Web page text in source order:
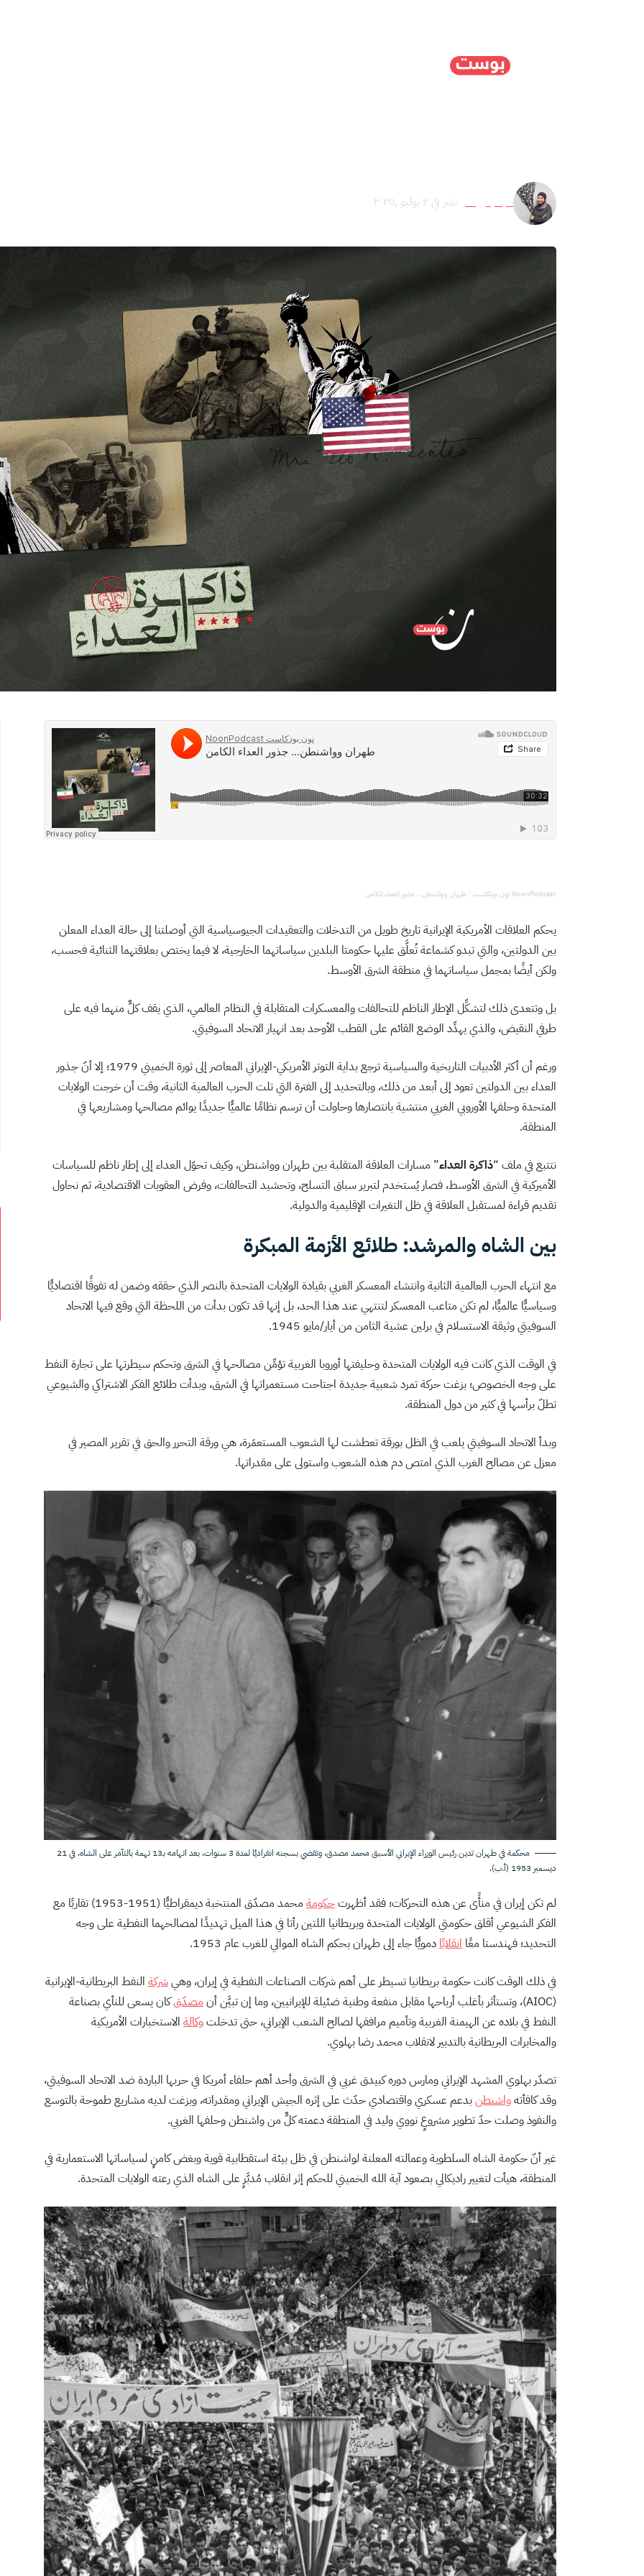
هبة بعيرات نشر في ٢ يوليو ,٢٠٢٥
NoonPodcast نون بودكاست · طهران وواشنطن… جذور العداء الكامن
يحكم العلاقات الأمريكية الإيرانية تاريخ طويل من التدخلات والتعقيدات الجيوسياسية التي أوصلتنا إلى حالة العداء المعلن
بين الدولتين، والتي تبدو كشماعة تُعلَّق عليها حكومتا البلدين سياساتهما الخارجية، لا فيما يختص بعلاقتهما الثنائية فحسب،
ولكن أيضًا بمجمل سياساتهما في منطقة الشرق الأوسط.
بل وتتعدى ذلك لتشكِّل الإطار الناظم للتحالفات والمعسكرات المتقابلة في النظام العالمي، الذي يقف كلٌّ منهما فيه على
طرفي النقيض، والذي يهدِّد الوضع القائم على القطب الأوحد بعد انهيار الاتحاد السوفيتي.
ورغم أن أكثر الأدبيات التاريخية والسياسية ترجع بداية التوتر الأمريكي-الإيراني المعاصر إلى ثورة الخميني 1979؛ إلا أنّ جذور
العداء بين الدولتين تعود إلى أبعد من ذلك، وبالتحديد إلى الفترة التي تلت الحرب العالمية الثانية، وقت أن خرجت الولايات
المتحدة وحلفها الأوروبي الغربي منتشية بانتصارها وحاولت أن ترسم نظامًا عالميًّا جديدًا يوائم مصالحها ومشاريعها في
المنطقة.
نتتبع في ملف “ذاكرة العداء” مسارات العلاقة المتقلبة بين طهران وواشنطن، وكيف تحوّل العداء إلى إطار ناظم للسياسات
الأميركية في الشرق الأوسط، فصار يُستخدم لتبرير سباق التسلح، وتحشيد التحالفات، وفرض العقوبات الاقتصادية، ثم نحاول
تقديم قراءة لمستقبل العلاقة في ظل التغيرات الإقليمية والدولية.
بين الشاه والمرشد: طلائع الأزمة المبكرة
مع انتهاء الحرب العالمية الثانية وانتشاء المعسكر الغربي بقيادة الولايات المتحدة بالنصر الذي حققه وضمن له تفوقًا اقتصاديًّا
وسياسيًّا عالميًّا، لم تكن متاعب المعسكر لتنتهي عند هذا الحد، بل إنها قد تكون بدأت من اللحظة التي وقع فيها الاتحاد
السوفيتي وثيقة الاستسلام في برلين عشية الثامن من أيار/مايو 1945.
في الوقت الذي كانت فيه الولايات المتحدة وحليفتها أوروبا الغربية تؤمِّن مصالحها في الشرق وتحكم سيطرتها على تجارة النفط
على وجه الخصوص؛ بزغت حركة تمرد شعبية جديدة اجتاحت مستعمراتها في الشرق، وبدأت طلائع الفكر الاشتراكي والشيوعي
تطلّ برأسها في كثير من دول المنطقة.
وبدأ الاتحاد السوفيتي يلعب في الظل بورقة تعطشت لها الشعوب المستعمَرة، هي ورقة التحرر والحق في تقرير المصير في
معزل عن مصالح الغرب الذي امتص دم هذه الشعوب واستولى على مقدراتها.
محكمة في طهران تدين رئيس الوزراء الإيراني الأسبق محمد مصدق، وتقضي بسجنه انفراديًا لمدة 3 سنوات، بعد اتهامه بـ13 تهمة بالتآمر على الشاه، في 21
ديسمبر 1953 (أ.ب).
لم تكن إيران في منأًى عن هذه التحركات؛ فقد أظهرتحكومة
محمد مصدّق المنتخبة ديمقراطيًّا (1951-1953) تقاربًا مع
الفكر الشيوعي أقلق حكومتي الولايات المتحدة وبريطانيا اللتين رأتا في هذا الميل تهديدًا لمصالحهما النفطية على وجه
التحديد؛ فهندستا معًا انقلابًا دمويًّا جاء إلى طهران بحكم الشاه الموالي للغرب عام 1953.
في ذلك الوقت كانت حكومة بريطانيا تسيطر على أهم شركات الصناعات النفطية في إيران، وهيشركة النفط البريطانية-الإيرانية
(AIOC)، وتستأثر بأغلب أرباحها مقابل منفعة وطنية ضئيلة للإيرانيين، وما إن تبيَّن أن
مصدّقكان يسعى للنأي بصناعة
النفط في بلاده عن الهيمنة الغربية وتأميم مرافقها لصالح الشعب الإيراني، حتى تدخلتوكالة الاستخبارات الأمريكية
والمخابرات البريطانية بالتدبير لانقلاب محمد رضا بهلوي.
تصدّر بهلوي المشهد الإيراني ومارس دوره كبيدق غربي في الشرق وأحد أهم حلفاء أمريكا في حربها الباردة ضد الاتحاد السوفيتي،
وقد كافأتهواشنطنبدعم عسكري واقتصادي حدّث على إثره الجيش الإيراني ومقدراته، وبزغت لديه مشاريع طموحة بالتوسع
والنفوذ وصلت حدّ تطوير مشروعٍ نووي وليد في المنطقة دعمته كلٌّ من واشنطن وحلفها الغربي.
غير أنّ حكومة الشاه السلطوية وعمالته المعلنة لواشنطن في ظل بيئة استقطابية قوية وبغض كامنٍ لسياساتها الاستعمارية في
المنطقة، هيأت لتغيير راديكالي بصعود آية الله الخميني للحكم إثر انقلاب مُدبَّرٍ على الشاه الذي رعته الولايات المتحدة.